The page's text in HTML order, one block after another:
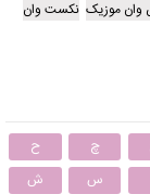
موزیک نکست وان
چ
ح
س
ش